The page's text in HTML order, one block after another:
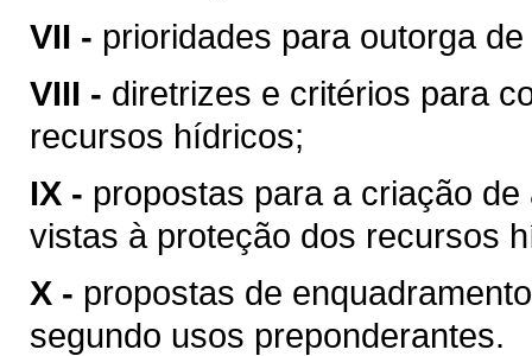
VII - prioridades para outorga
VIII - diretrizes e critérios para
recursos hídricos;
IX - propostas para a criação
vistas à proteção dos recursos
X - propostas de
segundo usos preponderantes.